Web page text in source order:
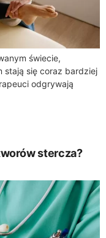
świecie,
stają się coraz bardziej
odgrywają
stercza?